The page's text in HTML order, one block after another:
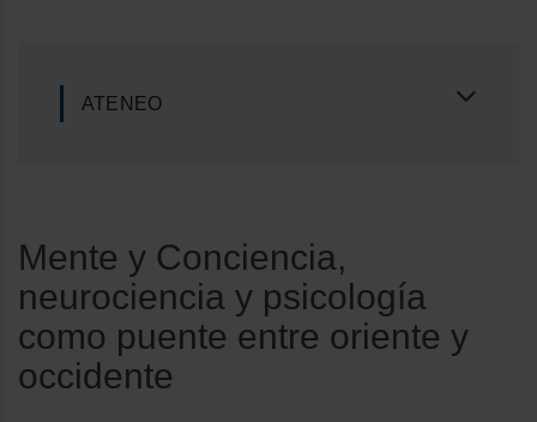
ATENEO
Mente y Conciencia,
neurociencia y psicología
como puente entre oriente y
occidente